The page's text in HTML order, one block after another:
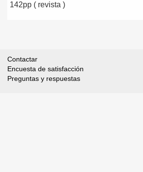
142pp ( revista )
Contactar
Encuesta de satisfacción
Preguntas y respuestas